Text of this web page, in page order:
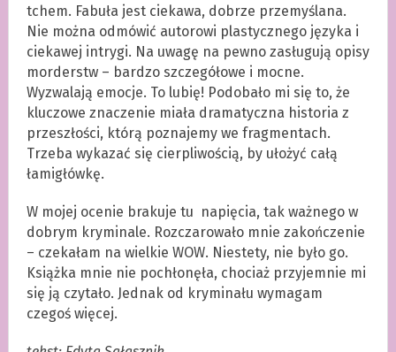
tchem. Fabuła jest ciekawa, dobrze przemyślana.
Nie można odmówić autorowi plastycznego języka i
ciekawej intrygi. Na uwagę na pewno zasługują opisy
morderstw – bardzo szczegółowe i mocne.
Wyzwalają emocje. To lubię! Podobało mi się to, że
kluczowe znaczenie miała dramatyczna historia z
przeszłości, którą poznajemy we fragmentach.
Trzeba wykazać się cierpliwością, by ułożyć całą
łamigłówkę.
W mojej ocenie brakuje tu napięcia, tak ważnego w
dobrym kryminale. Rozczarowało mnie zakończenie
– czekałam na wielkie WOW. Niestety, nie było go.
Książka mnie nie pochłonęła, chociaż przyjemnie mi
się ją czytało. Jednak od kryminału wymagam
czegoś więcej.